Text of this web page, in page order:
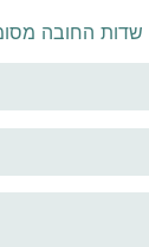
שדות החובה